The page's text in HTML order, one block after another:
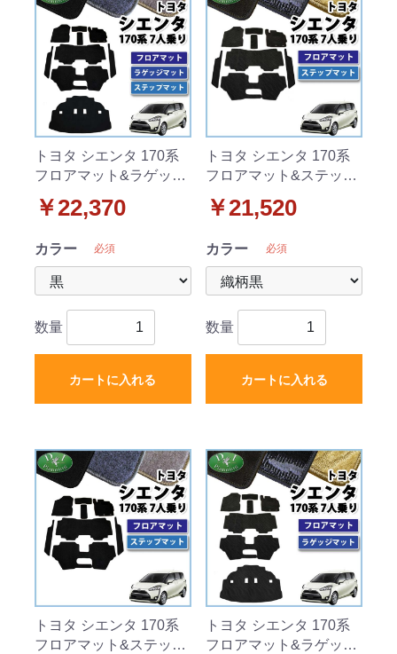
トヨタ シエンタ 170系
フロアマット&ラゲッジ
マット&ステップマット
セット 7人乗り用 DX
￥22,370
カラー 必須
数量
カートに入れる
トヨタ シエンタ 170系
フロアマット&ステップ
マット セット 7人乗り用
織柄シリーズ
￥21,520
カラー 必須
数量
カートに入れる
トヨタ シエンタ 170系
フロアマット&ステップ
トヨタ シエンタ 170系
フロアマット&ラゲッジ